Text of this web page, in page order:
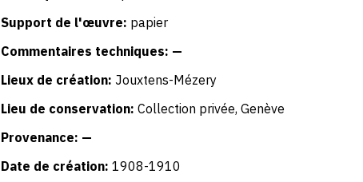
Support de l'œuvre: papier
Commentaires techniques: —
Lieux de création: Jouxtens-Mézery
Lieu de conservation: Collection privée, Genève
Provenance: —
Date de création: 1908-1910